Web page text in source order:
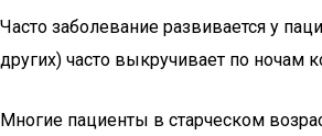
Часто заболевание развивается у
других) часто выкручивает по ночам
Многие пациенты в старческом